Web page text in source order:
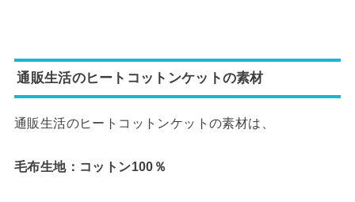
通販生活のヒートコットンケットの素材
通販生活のヒートコットンケットの素材は、
毛布生地：コットン100％